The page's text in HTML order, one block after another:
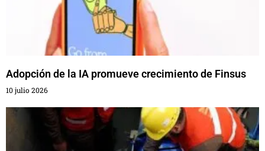
Adopción de la IA promueve crecimiento de Finsus
10 julio 2026